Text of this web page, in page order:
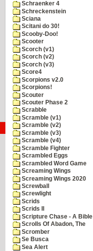
Schraenker 4
Schreckenstein
Sciana
Scitani do 30!
Scooby-Doo!
Scooter
Scorch (v1)
Scorch (v2)
Scorch (v3)
Score4
Scorpions v2.0
Scorpions!
Scouter
Scouter Phase 2
Scrabble
Scramble (v1)
Scramble (v2)
Scramble (v3)
Scramble (v4)
Scramble Fighter
Scrambled Eggs
Scrambled Word Game
Screaming Wings
Screaming Wings 2020
Screwball
Screwlight
Scrids
Scrids II
Scripture Chase - A Bible
Scrolls Of Abadon, The
Scromber
Se Busca
Sea Alert